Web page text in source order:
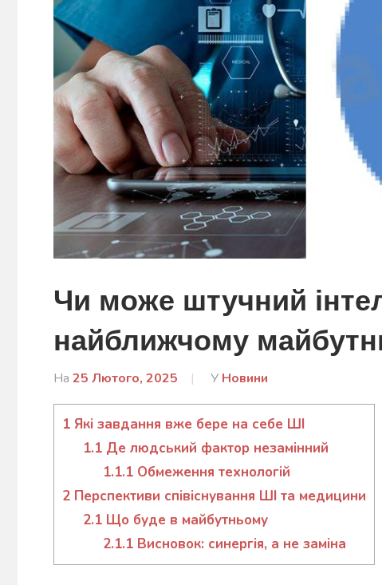
Чи може штучний
найближчому
На 25 Лютого, 2025
Від
admin
У Новини
1 Які завдання вже бере на себе ШІ
1.1Де людський фактор незамінний
1.1.1 Обмеження технологій
2 Перспективи співіснування ШІ та медицини
2.1Що буде в майбутньому
2.1.1 Висновок: синергія, а не заміна